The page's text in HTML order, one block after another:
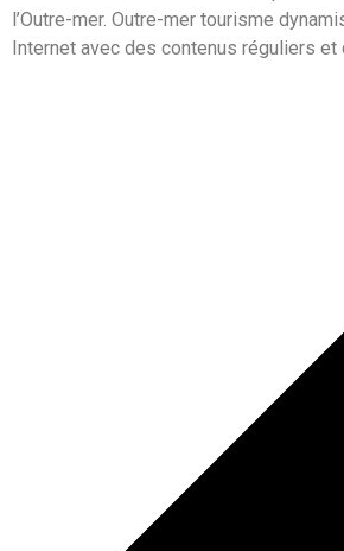
l’Outre-mer. Outre-mer tourisme
Internet avec des contenus réguliers et